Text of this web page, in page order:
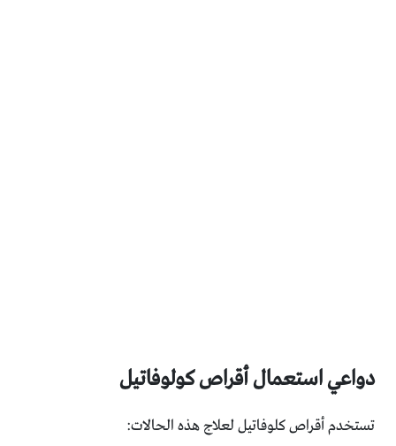
دواعي استعمال أقراص كولوفاتيل
تستخدم أقراص كلوفاتيل لعلاج هذه الحالات: